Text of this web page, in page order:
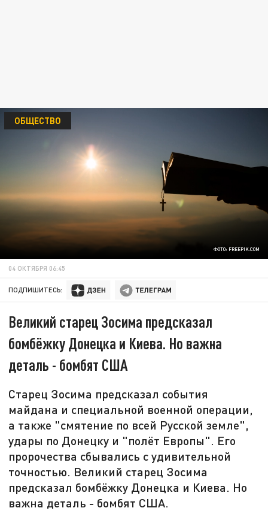
ФОТО: FREEPIK.COM
ОБЩЕСТВО
04 ОКТЯБРЯ 06:45
ПОДПИШИТЕСЬ:
Великий старец Зосима предсказал
бомбёжку Донецка и Киева. Но важна
деталь - бомбят США
Старец Зосима предсказал события
майдана и специальной военной операции,
а также "смятение по всей Русской земле",
удары по Донецку и "полёт Европы". Его
пророчества сбывались с удивительной
точностью. Великий старец Зосима
предсказал бомбёжку Донецка и Киева. Но
важна деталь - бомбят США.